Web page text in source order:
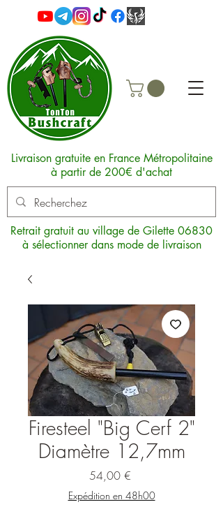
Livraison gratuite en France Métropolitaine
à partir de 200€ d'achat
Retrait gratuit au village de Gilette 06830
à sélectionner dans mode de livraison
Firesteel "Big Cerf 2"
Diamètre 12,7mm
54,00 €Prix
Expédition en 48h00